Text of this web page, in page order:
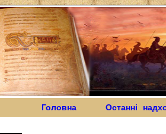
Головна Останні